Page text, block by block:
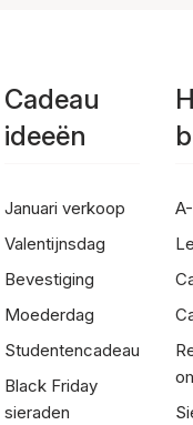
Cadeau
ideeën
Januari verkoop
Valentijnsdag
Bevestiging
Moederdag
Studentencadeau
Black Friday
sieraden